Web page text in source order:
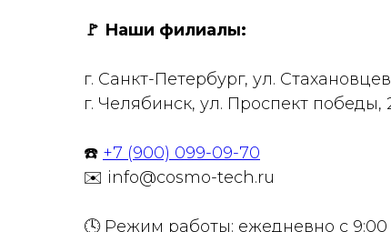
🚩 Наши филиалы:
г. Санкт-Петербург, ул.
г. Челябинск, ул. Проспект победы,
☎️ +7 (900) 099-09-70
✉️ info@cosmo-tech.ru
🕓 Режим работы: ежедневно с 9:00